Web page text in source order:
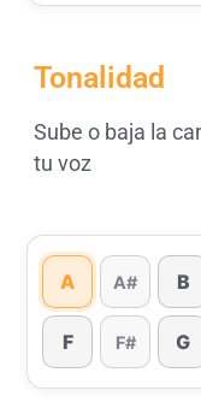
Tonalidad
Sube o baja la
tu voz
A A# B
F F# G